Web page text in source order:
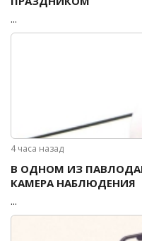
...
4 часа назад
В ОДНОМ ИЗ
КАМЕРА НАБЛЮДЕНИЯ
...